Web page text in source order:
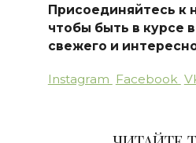
Присоединяйтесь к
чтобы быть в курсе
свежего и
Instagram Facebook